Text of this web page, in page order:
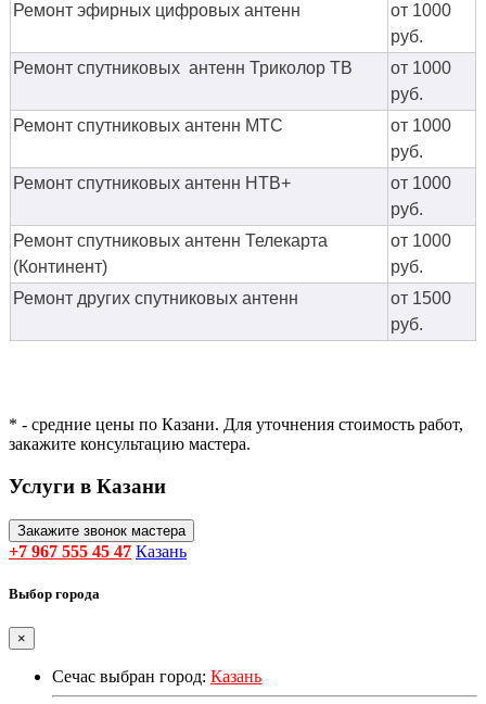
Ремонт эфирных цифровых антенн
от 1000
руб.
Ремонт спутниковых антенн Триколор ТВ
от 1000
руб.
Ремонт спутниковых антенн МТС
от 1000
руб.
Ремонт спутниковых антенн НТВ+
от 1000
руб.
Ремонт спутниковых антенн Телекарта
(Континент)
от 1000
руб.
Ремонт других спутниковых антенн
от 1500
руб.
* - средние цены по Казани. Для уточнения стоимость работ,
закажите консультацию мастера.
Услуги в Казани
Закажите звонок мастера
+7 967 555 45 47 Казань
Выбор города
×
Сечас выбран город: Казань